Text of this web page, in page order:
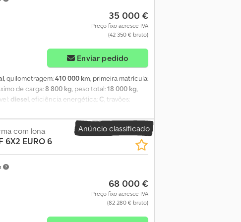
35 000 €
Preço fixo acresce IVA
(42 350 € bruto)
Enviar pedido
, quilometragem:410 000 km, primeira matrícula:
de carga:8 800 kg, peso total:18 000 kg,
diesel, eficiência energética: C, travões:
8 800 mm, largura do espaço de carga:2 550
operacional:18 000 kg , Equipamento:ABS, ar
bordo, controlo de velocidade de cruzeiro,
8,80 m * 2,50 m * 2,55 m + plataforma
travão de motor em 2 posições,
colisão, assistente de faixa, controlo de
N Sudepfx Ai Ssf
Anúncio classificado
com lona
6X2 EURO 6
68 000 €
Preço fixo acresce IVA
(82 280 € bruto)